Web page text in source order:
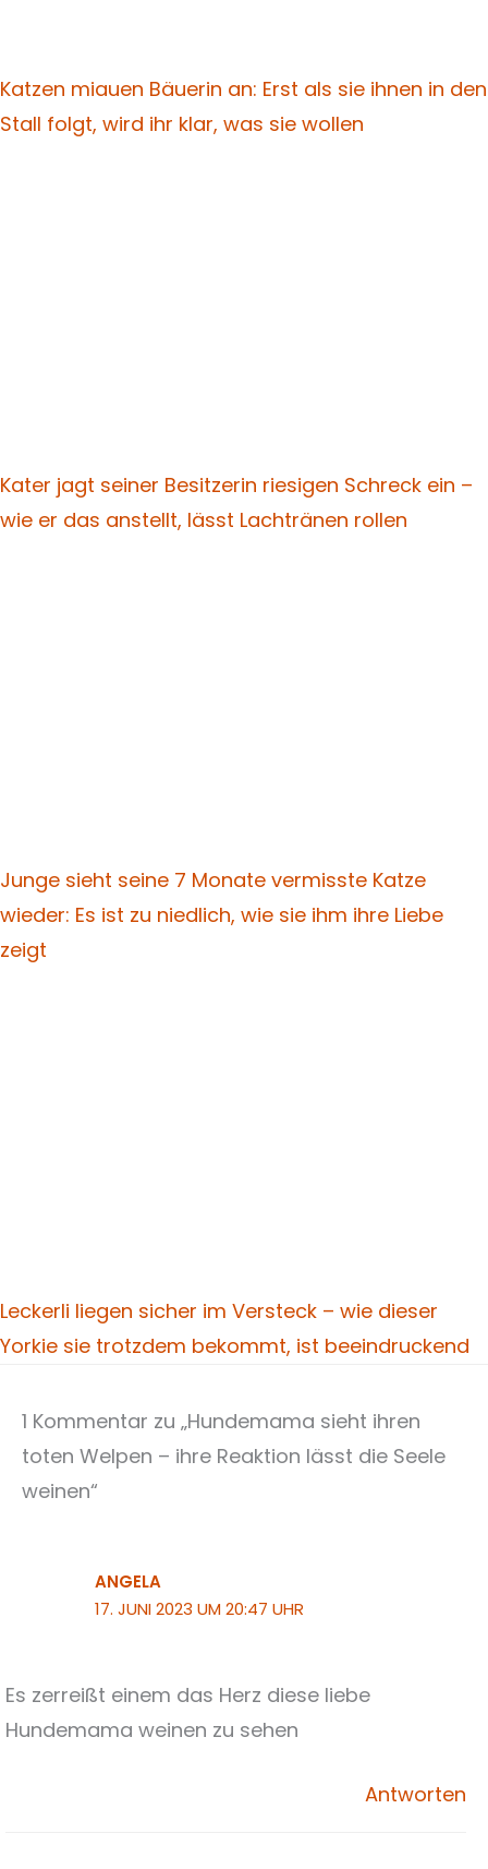
Katzen miauen Bäuerin an: Erst als sie ihnen in den
Stall folgt, wird ihr klar, was sie wollen
Kater jagt seiner Besitzerin riesigen Schreck ein –
wie er das anstellt, lässt Lachtränen rollen
Junge sieht seine 7 Monate vermisste Katze
wieder: Es ist zu niedlich, wie sie ihm ihre Liebe
zeigt
Leckerli liegen sicher im Versteck – wie dieser
Yorkie sie trotzdem bekommt, ist beeindruckend
1 Kommentar zu „Hundemama sieht ihren
toten Welpen – ihre Reaktion lässt die Seele
weinen“
ANGELA
17. JUNI 2023 UM 20:47 UHR
Es zerreißt einem das Herz diese liebe
Hundemama weinen zu sehen
Antworten